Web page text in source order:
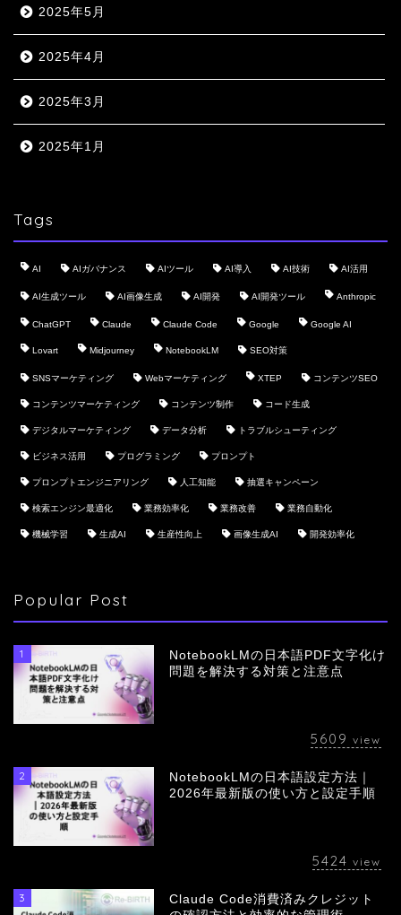
2025年5月
2025年4月
2025年3月
2025年1月
Tags
AI AIガバナンス AIツール AI導入 AI技術 AI活用
AI生成ツール AI画像生成 AI開発 AI開発ツール Anthropic
ChatGPT Claude Claude Code Google Google AI
Lovart Midjourney NotebookLM SEO対策
SNSマーケティング Webマーケティング XTEP コンテンツSEO
コンテンツマーケティング コンテンツ制作 コード生成
デジタルマーケティング データ分析 トラブルシューティング
ビジネス活用 プログラミング プロンプト
プロンプトエンジニアリング 人工知能 抽選キャンペーン
検索エンジン最適化 業務効率化 業務改善 業務自動化
機械学習 生成AI 生産性向上 画像生成AI 開発効率化
Popular Post
1
NotebookLMの日本語PDF文字化け
問題を解決する対策と注意点
5609 view
2
NotebookLMの日本語設定方法｜
2026年最新版の使い方と設定手順
5424 view
3
Claude Code消費済みクレジット
会社概要
採用情報